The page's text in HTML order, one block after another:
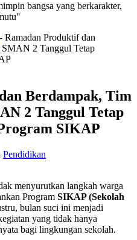
bangsa yang berkarakter,
- Ramadan Produktif dan
2 Tanggul Tetap
Berdampak, Tim
2 Tanggul Tetap
SIKAP
Pendidikan
menyurutkan langkah warga
Program SIKAP (Sekolah
bulan suci ini menjadi
yang tidak hanya
bagi lingkungan sekolah.